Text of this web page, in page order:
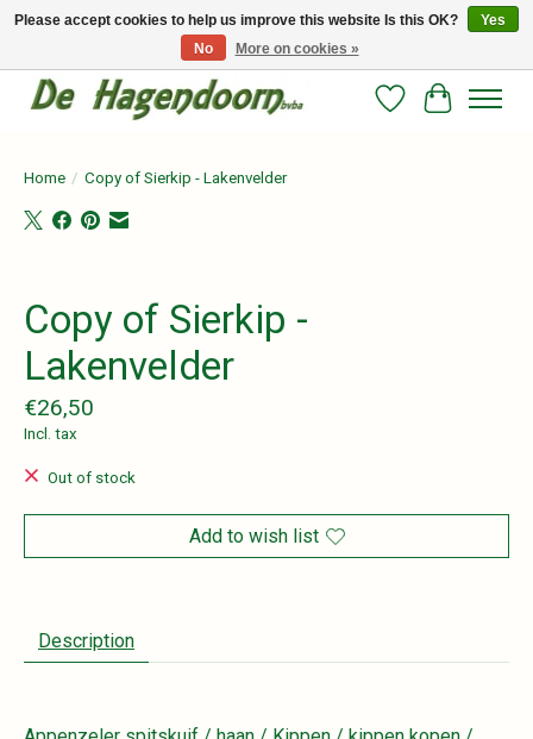
Persoonlijk advies en betrouwbare voeding voor jouw paard!
WishlistCart
Home / Copy of Sierkip - Lakenvelder
Copy of Sierkip -
Lakenvelder
€26,50
Incl. tax
Out of stock
Add to wish list
Description
Please accept cookies to help us improve this website Is this OK?
Yes
No
More on cookies »